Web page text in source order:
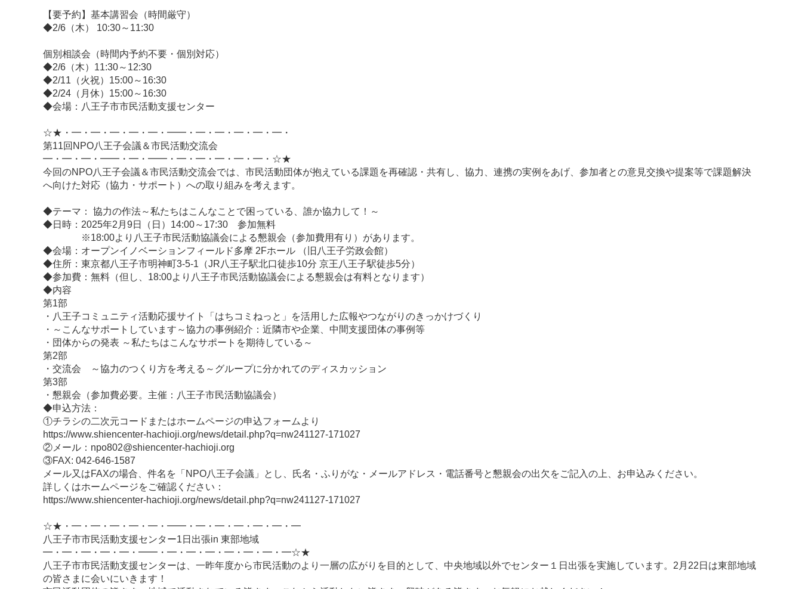
【要予約】基本講習会（時間厳守）
◆2/6（木） 10:30～11:30
個別相談会（時間内予約不要・個別対応）
◆2/6（木）11:30～12:30
◆2/11（火祝）15:00～16:30
◆2/24（月休）15:00～16:30
◆会場：八王子市市民活動支援センター
☆★・━・━・━・━・━・━━・━・━・━・━・━・
第11回NPO八王子会議＆市民活動交流会
━・━・━・━━・━・━━・━・━・━・━・━・☆★
今回のNPO八王子会議＆市民活動交流会では、市民活動団体が抱えている課題を再確認・共有し、協力、連携の実例をあげ、参加者との意見交換や提案等で課題解決
へ向けた対応（協力・サポート）への取り組みを考えます。
◆テーマ： 協力の作法～私たちはこんなことで困っている、誰か協力して！～
◆日時：2025年2月9日（日）14:00～17:30 参加無料
※18:00より八王子市民活動協議会による懇親会（参加費用有り）があります。
◆会場：オープンイノベーションフィールド多摩 2Fホール （旧八王子労政会館）
◆住所：東京都八王子市明神町3-5-1（JR八王子駅北口徒歩10分 京王八王子駅徒歩5分）
◆参加費：無料（但し、18:00より八王子市民活動協議会による懇親会は有料となります）
◆内容
第1部
・八王子コミュニティ活動応援サイト「はちコミねっと」を活用した広報やつながりのきっかけづくり
・～こんなサポートしています～協力の事例紹介：近隣市や企業、中間支援団体の事例等
・団体からの発表 ～私たちはこんなサポートを期待している～
第2部
・交流会 ～協力のつくり方を考える～グループに分かれてのディスカッション
第3部
・懇親会（参加費必要。主催：八王子市民活動協議会）
◆申込方法：
①チラシの二次元コードまたはホームページの申込フォームより
https://www.shiencenter-hachioji.org/news/detail.php?q=nw241127-171027
②メール：npo802@shiencenter-hachioji.org
③FAX: 042-646-1587
メール又はFAXの場合、件名を「NPO八王子会議」とし、氏名・ふりがな・メールアドレス・電話番号と懇親会の出欠をご記入の上、お申込みください。
詳しくはホームページをご確認ください：
https://www.shiencenter-hachioji.org/news/detail.php?q=nw241127-171027
☆★・━・━・━・━・━・━━・━・━・━・━・━・━
八王子市市民活動支援センター1日出張in 東部地域
━・━・━・━・━・━━・━・━・━・━・━・━・━☆★
八王子市市民活動支援センターは、一昨年度から市民活動のより一層の広がりを目的として、中央地域以外でセンター１日出張を実施しています。2月22日は東部地域
の皆さまに会いにいきます！